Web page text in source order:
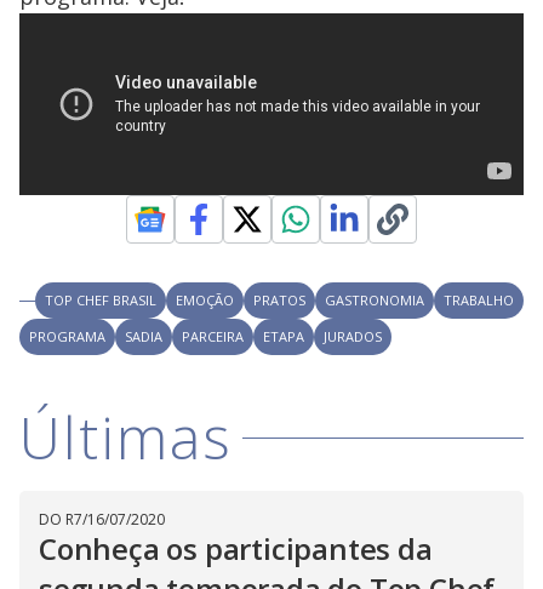
TOP CHEF BRASIL EMOÇÃO PRATOS GASTRONOMIA
TRABALHO
PROGRAMA
SADIA PARCEIRA ETAPA JURADOS
Últimas
DO R7/16/07/2020
Conheça os participantes da